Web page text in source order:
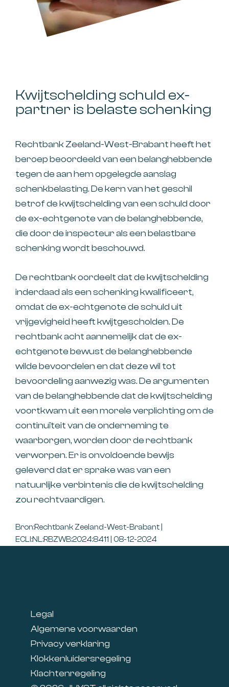
Kwijtschelding schuld ex-
partner is belaste schenking
Rechtbank Zeeland-West-Brabant heeft het
beroep beoordeeld van een belanghebbende
tegen de aan hem opgelegde aanslag
schenkbelasting. De kern van het geschil
betrof de kwijtschelding van een schuld door
de ex-echtgenote van de belanghebbende,
die door de inspecteur als een belastbare
schenking wordt beschouwd.
De rechtbank oordeelt dat de kwijtschelding
inderdaad als een schenking kwalificeert,
omdat de ex-echtgenote de schuld uit
vrijgevigheid heeft kwijtgescholden. De
rechtbank acht aannemelijk dat de ex-
echtgenote bewust de belanghebbende
wilde bevoordelen en dat deze wil tot
bevoordeling aanwezig was. De argumenten
van de belanghebbende dat de kwijtschelding
voortkwam uit een morele verplichting om de
continuïteit van de onderneming te
waarborgen, worden door de rechtbank
verworpen. Er is onvoldoende bewijs
geleverd dat er sprake was van een
natuurlijke verbintenis die de kwijtschelding
zou rechtvaardigen.
Bron:Rechtbank Zeeland-West-Brabant |
ECLI:NL:RBZWB:2024:8411 | 08-12-2024
Legal
Algemene voorwaarden
Privacy verklaring
Klokkenluidersregeling
Klachtenregeling